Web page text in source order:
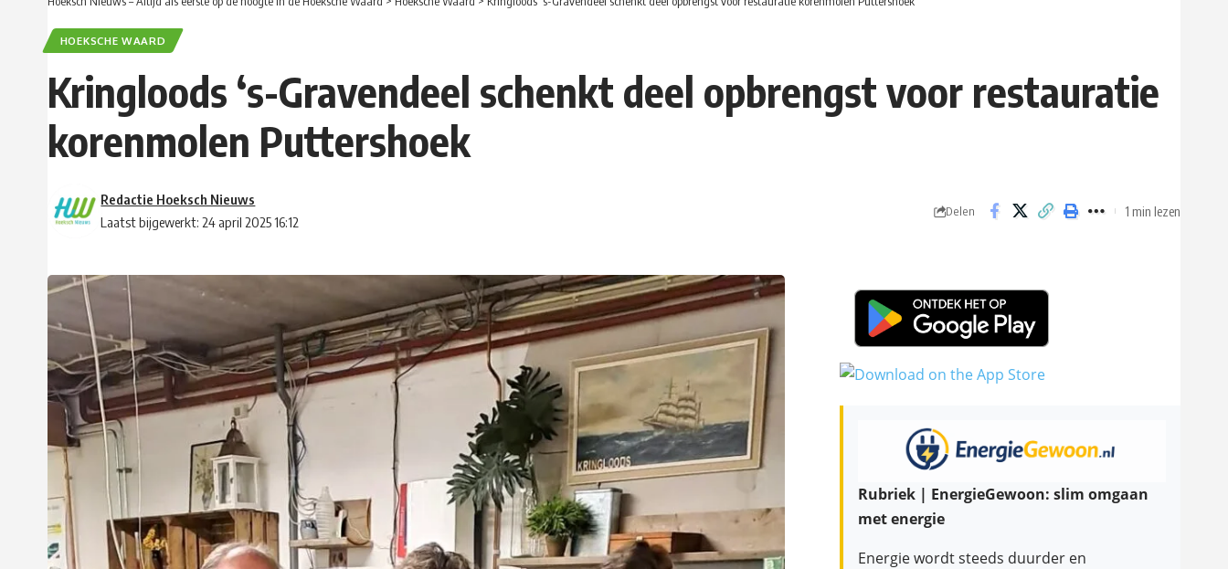
HOEKSCHE WAARD
Kringloods ‘s-Gravendeel schenkt deel opbrengst voor restauratie
korenmolen Puttershoek
Laatst bijgewerkt: 24 april 2025 16:12
Redactie Hoeksch Nieuws
Delen 1 min lezen
Rubriek | EnergieGewoon: slim omgaan
met energie
Energie wordt steeds duurder en